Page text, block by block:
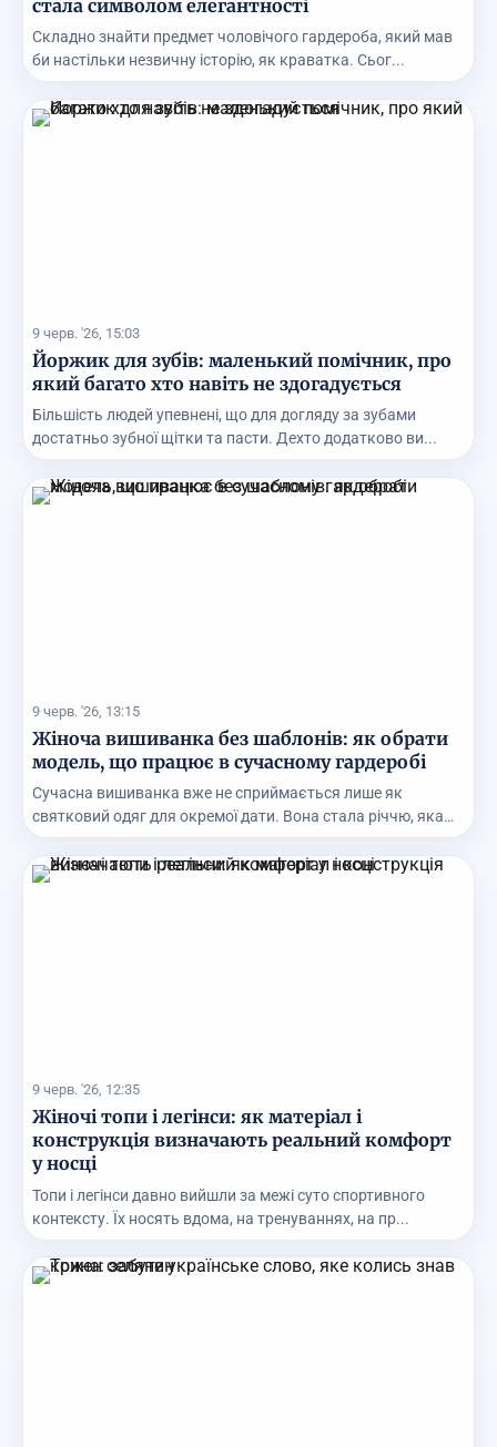
стала символом елегантності
Складно знайти предмет чоловічого гардероба, який мав
би настільки незвичну історію, як краватка. Сьог...
9 черв. '26, 15:03
Йоржик для зубів: маленький помічник, про
який багато хто навіть не здогадується
Більшість людей упевнені, що для догляду за зубами
достатньо зубної щітки та пасти. Дехто додатково ви...
9 черв. '26, 13:15
Жіноча вишиванка без шаблонів: як обрати
модель, що працює в сучасному гардеробі
Сучасна вишиванка вже не сприймається лише як
святковий одяг для окремої дати. Вона стала річчю, яка
9 черв. '26, 12:35
Жіночі топи і легінси: як матеріал і
конструкція визначають реальний комфорт
у носці
Топи і легінси давно вийшли за межі суто спортивного
контексту. Їх носять вдома, на тренуваннях, на пр...